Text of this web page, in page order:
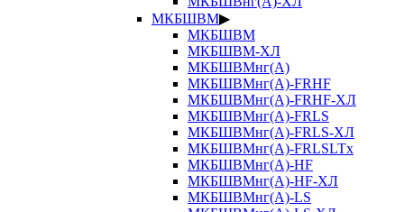
МКБШВМ▶
МКБШВМ
МКБШВМ-ХЛ
МКБШВМнг(А)
МКБШВМнг(А)-FRHF
МКБШВМнг(А)-FRHF-ХЛ
МКБШВМнг(А)-FRLS
МКБШВМнг(А)-FRLS-ХЛ
МКБШВМнг(А)-FRLSLTx
МКБШВМнг(А)-HF
МКБШВМнг(А)-HF-ХЛ
МКБШВМнг(А)-LS